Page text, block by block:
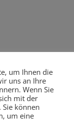
um Ihnen die
uns an Ihre
Wenn Sie
mit der
Sie können
um eine